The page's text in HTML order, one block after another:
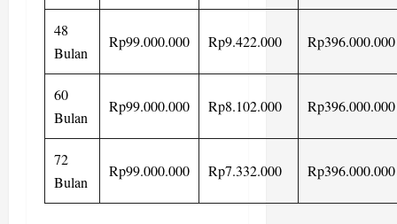
48
Bulan
Rp99.000.000 Rp9.422.000 Rp396.000.000
60
Bulan
Rp99.000.000 Rp8.102.000 Rp396.000.000
72
Bulan
Rp99.000.000 Rp7.332.000 Rp396.000.000